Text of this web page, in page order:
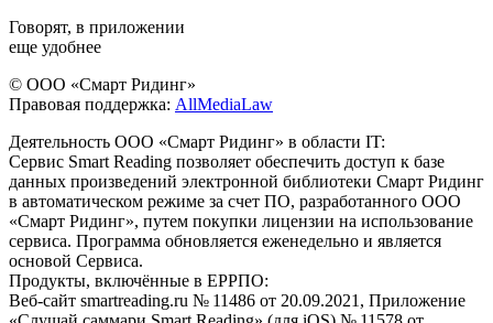
Говорят, в приложении
еще удобнее
© ООО «Смарт Ридинг»
Правовая поддержка: AllMediaLaw
Деятельность ООО «Смарт Ридинг» в области IT:
Сервис Smart Reading позволяет обеспечить доступ к базе
данных произведений электронной библиотеки Смарт Ридинг
в автоматическом режиме за счет ПО, разработанного ООО
«Смарт Ридинг», путем покупки лицензии на использование
сервиса. Программа обновляется еженедельно и является
основой Сервиса.
Продукты, включённые в ЕРРПО:
Веб-сайт smartreading.ru № 11486 от 20.09.2021, Приложение